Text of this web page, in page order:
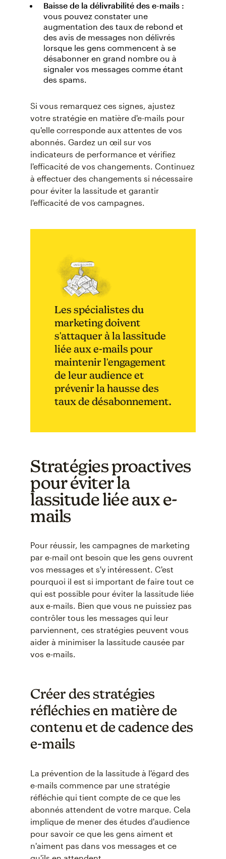
Baisse de la délivrabilité des e-mails :
vous pouvez constater une
augmentation des taux de rebond et
des avis de messages non délivrés
lorsque les gens commencent à se
désabonner en grand nombre ou à
signaler vos messages comme étant
des spams.
Si vous remarquez ces signes, ajustez
votre stratégie en matière d'e-mails pour
qu'elle corresponde aux attentes de vos
abonnés. Gardez un œil sur vos
indicateurs de performance et vérifiez
l'efficacité de vos changements. Continuez
à effectuer des changements si nécessaire
pour éviter la lassitude et garantir
l'efficacité de vos campagnes.
Les spécialistes du
marketing doivent
s'attaquer à la lassitude
liée aux e-mails pour
maintenir l'engagement
de leur audience et
prévenir la hausse des
taux de désabonnement.
Stratégies proactives
pour éviter la
lassitude liée aux e-
mails
Pour réussir, les campagnes de marketing
par e-mail ont besoin que les gens ouvrent
vos messages et s'y intéressent. C'est
pourquoi il est si important de faire tout ce
qui est possible pour éviter la lassitude liée
aux e-mails. Bien que vous ne puissiez pas
contrôler tous les messages qui leur
parviennent, ces stratégies peuvent vous
aider à minimiser la lassitude causée par
vos e-mails.
Créer des stratégies
réfléchies en matière de
contenu et de cadence des
e-mails
La prévention de la lassitude à l'égard des
e-mails commence par une stratégie
réfléchie qui tient compte de ce que les
abonnés attendent de votre marque. Cela
implique de mener des études d'audience
pour savoir ce que les gens aiment et
n'aiment pas dans vos messages et ce